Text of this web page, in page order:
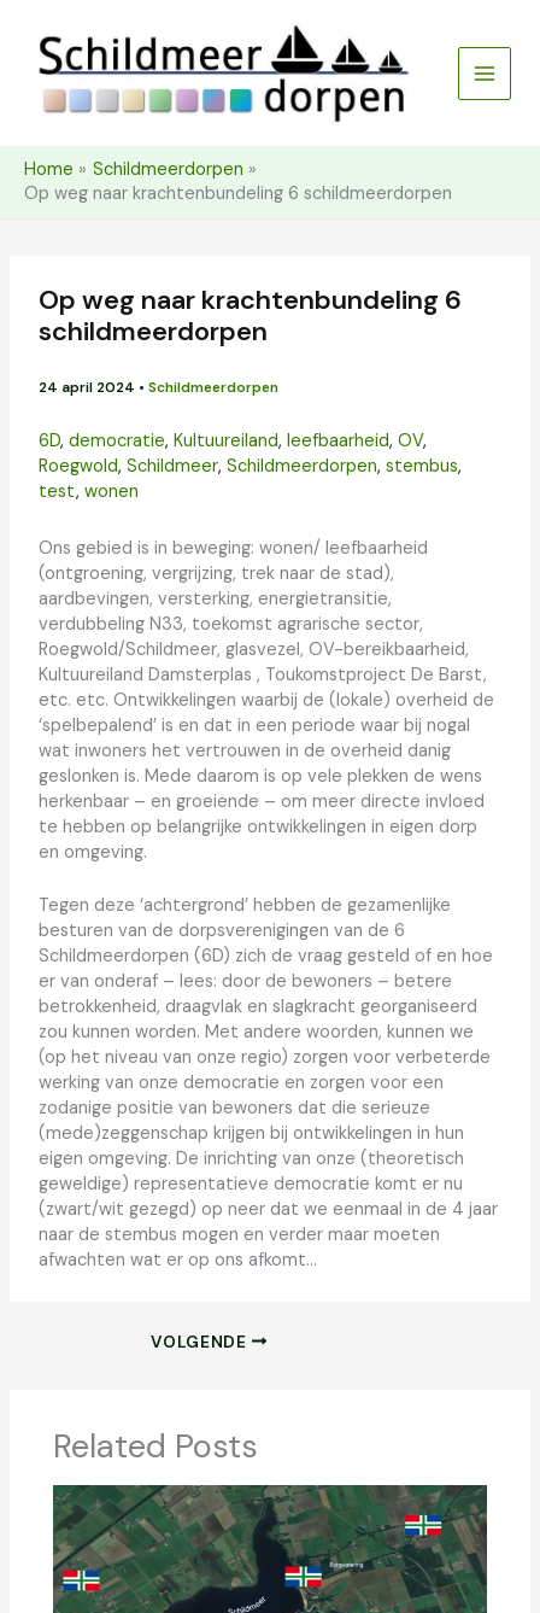
inhoud
Home
Schildmeerdorpen
Op weg naar krachtenbundeling 6 schildmeerdorpen
Op weg naar krachtenbundeling 6
schildmeerdorpen
24 april 2024 • Schildmeerdorpen
6D, democratie, Kultuureiland, leefbaarheid, OV,
Roegwold, Schildmeer, Schildmeerdorpen, stembus,
test, wonen
Ons gebied is in beweging: wonen/ leefbaarheid
(ontgroening, vergrijzing, trek naar de stad),
aardbevingen, versterking, energietransitie,
verdubbeling N33, toekomst agrarische sector,
Roegwold/Schildmeer, glasvezel, OV-bereikbaarheid,
Kultuureiland Damsterplas , Toukomstproject De Barst,
etc. etc. Ontwikkelingen waarbij de (lokale) overheid de
‘spelbepalend’ is en dat in een periode waar bij nogal
wat inwoners het vertrouwen in de overheid danig
geslonken is. Mede daarom is op vele plekken de wens
herkenbaar – en groeiende – om meer directe invloed
te hebben op belangrijke ontwikkelingen in eigen dorp
en omgeving.
Tegen deze ‘achtergrond’ hebben de gezamenlijke
besturen van de dorpsverenigingen van de 6
Schildmeerdorpen (6D) zich de vraag gesteld of en hoe
er van onderaf – lees: door de bewoners – betere
betrokkenheid, draagvlak en slagkracht georganiseerd
zou kunnen worden. Met andere woorden, kunnen we
(op het niveau van onze regio) zorgen voor verbeterde
werking van onze democratie en zorgen voor een
zodanige positie van bewoners dat die serieuze
(mede)zeggenschap krijgen bij ontwikkelingen in hun
eigen omgeving. De inrichting van onze (theoretisch
geweldige) representatieve democratie komt er nu
(zwart/wit gezegd) op neer dat we eenmaal in de 4 jaar
naar de stembus mogen en verder maar moeten
afwachten wat er op ons afkomt…
VOLGENDE
Related Posts